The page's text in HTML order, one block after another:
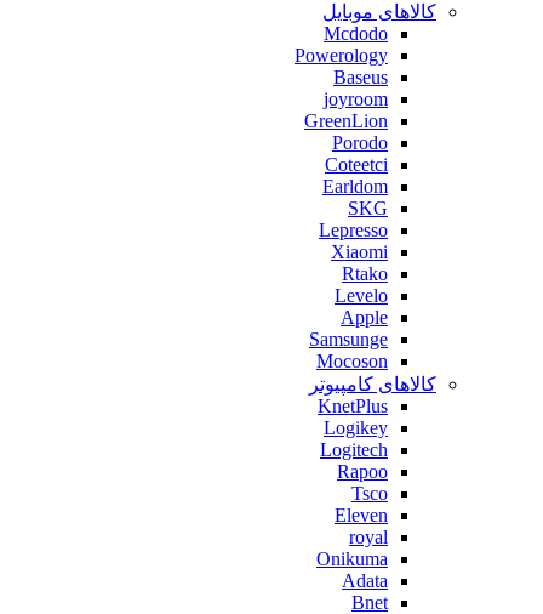
کالاهای موبایل
Mcdodo
Powerology
Baseus
joyroom
GreenLion
Porodo
Coteetci
Earldom
SKG
Lepresso
Xiaomi
Rtako
Levelo
Apple
Samsunge
Mocoson
کالاهای کامپیوتر
KnetPlus
Logikey
Logitech
Rapoo
Tsco
Eleven
royal
Onikuma
Adata
Bnet